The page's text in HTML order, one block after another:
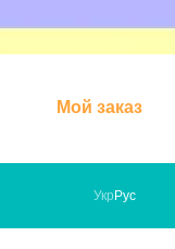
Мой заказ
Укр Рус